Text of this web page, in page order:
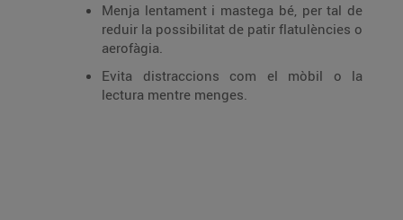
Menja lentament i mastega bé, per tal de
reduir la possibilitat de patir flatulències o
aerofàgia.
Evita distraccions com el mòbil o la
lectura mentre menges.